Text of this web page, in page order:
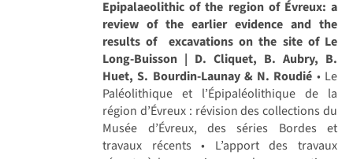
Epipalaeolithic of the region of Évreux: a
review of the earlier evidence and the
results of excavations on the site of Le
Long-Buisson | D. Cliquet, B. Aubry, B.
Huet, S. Bourdin-Launay & N. Roudié • Le
Paléolithique et l’Épipaléolithique de la
région d’Évreux : révision des collections du
Musée d’Évreux, des séries Bordes et
travaux récents • L’apport des travaux